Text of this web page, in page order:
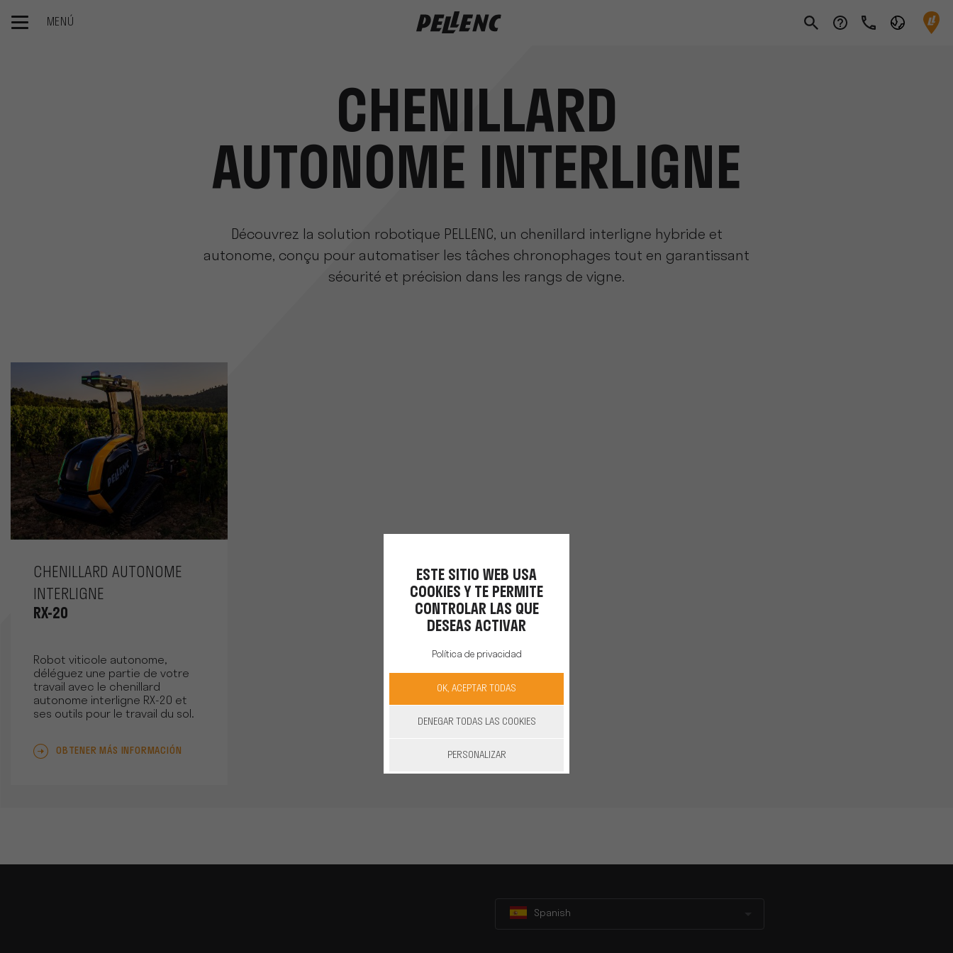
MENÚ
CHENILLARD
AUTONOME INTERLIGNE
Découvrez la solution robotique PELLENC, un chenillard interligne hybride et
autonome, conçu pour automatiser les tâches chronophages tout en garantissant
sécurité et précision dans les rangs de vigne.
CHENILLARD AUTONOME
INTERLIGNE
RX-20
Robot viticole autonome,
déléguez une partie de votre
travail avec le chenillard
autonome interligne RX-20 et
ses outils pour le travail du sol.
OBTENER MÁS INFORMACIÓN
Spanish
ESTE SITIO WEB USA
COOKIES Y TE PERMITE
CONTROLAR LAS QUE
DESEAS ACTIVAR
Política de privacidad
OK, ACEPTAR TODAS
DENEGAR TODAS LAS COOKIES
PERSONALIZAR